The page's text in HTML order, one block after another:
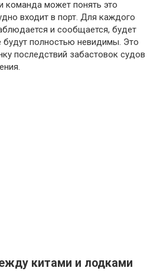
команда может понять это
входит в порт. Для каждого
и сообщается, будет
будут полностью невидимы. Это
последствий забастовок судов
китами и лодками